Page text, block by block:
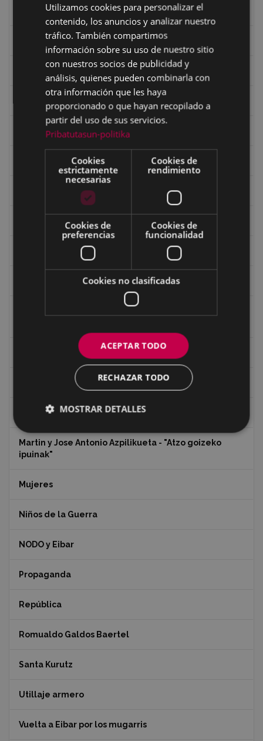
Dibujos de Julen Zabaleta
Eibar desde el aire
Fondo Bolumburu
Fondo Carlos Narbaiza
Iglesia de Azitain
Ignacio Zuloaga (1870-2020)
Indalecio Ojanguren Diputación de Gipuzkoa
Juan Antonio Palacios HARRIA
Koko Dantzak
Martin y Jose Antonio Azpilikueta - "Atzo goizeko
ipuinak"
Mujeres
Niños de la Guerra
NODO y Eibar
Propaganda
República
Romualdo Galdos Baertel
Santa Kurutz
Utillaje armero
Vuelta a Eibar por los mugarris
BASQUE
SPANISH
Utilizamos cookies para personalizar el
contenido, los anuncios y analizar nuestro
tráfico. También compartimos
información sobre su uso de nuestro sitio
con nuestros socios de publicidad y
análisis, quienes pueden combinarla con
otra información que les haya
proporcionado o que hayan recopilado a
partir del uso de sus servicios.
Pribatutasun-politika
Cookies
estrictamente
necesarias
Cookies de
rendimiento
Cookies de
preferencias
Cookies de
funcionalidad
Cookies no clasificadas
ACEPTAR TODO
RECHAZAR TODO
MOSTRAR DETALLES